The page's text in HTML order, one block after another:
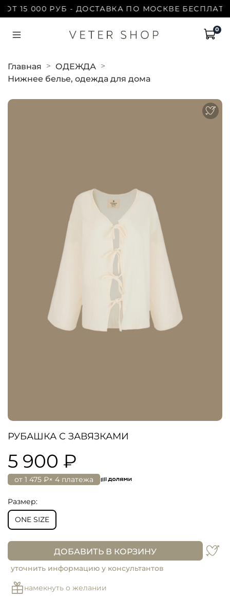
15 000 РУБ - ДОСТАВКА ПО МОСКВЕ
0
Главная
ОДЕЖДА
Нижнее белье, одежда для дома
РУБАШКА С ЗАВЯЗКАМИ
5 900 ₽
от 1 475 ₽× 4 платежа
Размер:
ONE SIZE
ДОБАВИТЬ В КОРЗИНУ
уточнить информацию у консультантов
намекнуть о желании